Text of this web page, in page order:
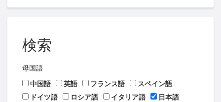
検索
母国語
中国語
英語 フランス語
スペイン語
ドイツ語
ロシア語 イタリア語
日本語